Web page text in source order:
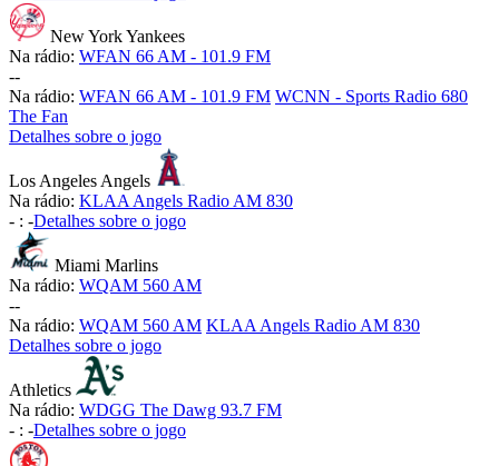
New York Yankees
Na rádio: WFAN 66 AM - 101.9 FM
--
Na rádio: WFAN 66 AM - 101.9 FM WCNN - Sports Radio 680
The Fan
Detalhes sobre o jogo
Los Angeles Angels
Na rádio: KLAA Angels Radio AM 830
- : -Detalhes sobre o jogo
Miami Marlins
Na rádio: WQAM 560 AM
--
Na rádio: WQAM 560 AM KLAA Angels Radio AM 830
Detalhes sobre o jogo
Athletics
Na rádio: WDGG The Dawg 93.7 FM
- : -Detalhes sobre o jogo